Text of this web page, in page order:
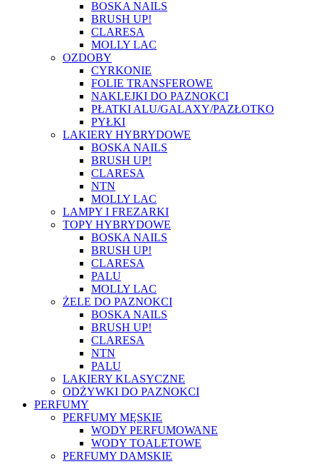
BOSKA NAILS
BRUSH UP!
CLARESA
MOLLY LAC
OZDOBY
CYRKONIE
FOLIE TRANSFEROWE
NAKLEJKI DO PAZNOKCI
PŁATKI ALU/GALAXY/PAZŁOTKO
PYŁKI
LAKIERY HYBRYDOWE
BOSKA NAILS
BRUSH UP!
CLARESA
NTN
MOLLY LAC
LAMPY I FREZARKI
TOPY HYBRYDOWE
BOSKA NAILS
BRUSH UP!
CLARESA
PALU
MOLLY LAC
ŻELE DO PAZNOKCI
BOSKA NAILS
BRUSH UP!
CLARESA
NTN
PALU
LAKIERY KLASYCZNE
ODŻYWKI DO PAZNOKCI
PERFUMY
PERFUMY MĘSKIE
WODY PERFUMOWANE
WODY TOALETOWE
PERFUMY DAMSKIE